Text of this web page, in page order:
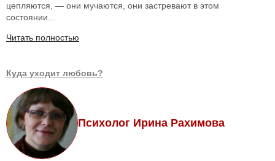
цепляются, — они мучаются, они застревают в этом
состоянии...
Читать полностью
Куда уходит любовь?
Психолог Ирина Рахимова